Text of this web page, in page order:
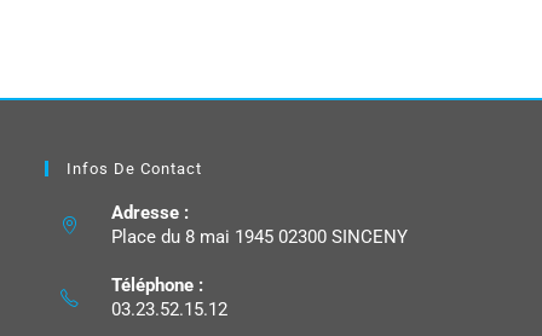
Infos De Contact
Adresse :
Place du 8 mai 1945 02300 SINCENY
Téléphone :
03.23.52.15.12